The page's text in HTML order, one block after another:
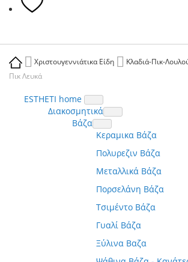
Χριστουγεννιάτικα Είδη Κλαδιά-Πικ-
Πικ Λευκά
ESTHETI home
Διακοσμητικά
Βάζα
Κεραμικα Βάζα
Πολυρεζιν Βάζα
Μεταλλικά Βάζα
Πορσελάνη Βάζα
Τσιμέντο Βάζα
Γυαλί Βάζα
Ξύλινα Βαζα